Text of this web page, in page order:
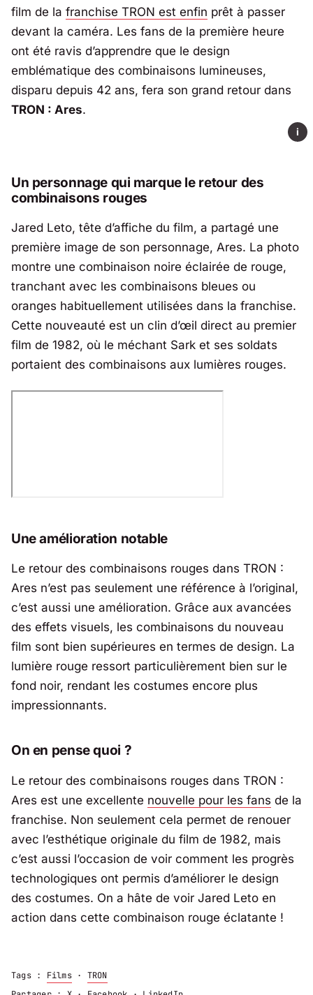
film de la franchise TRON est enfin prêt à passer
devant la caméra. Les fans de la première heure
ont été ravis d’apprendre que le design
emblématique des combinaisons lumineuses,
disparu depuis 42 ans, fera son grand retour dans
TRON : Ares.
i
Un personnage qui marque le retour des
combinaisons rouges
Jared Leto, tête d’affiche du film, a partagé une
première image de son personnage, Ares. La photo
montre une combinaison noire éclairée de rouge,
tranchant avec les combinaisons bleues ou
oranges habituellement utilisées dans la franchise.
Cette nouveauté est un clin d’œil direct au premier
film de 1982, où le méchant Sark et ses soldats
portaient des combinaisons aux lumières rouges.
Une amélioration notable
Le retour des combinaisons rouges dans TRON :
Ares n’est pas seulement une référence à l’original,
c’est aussi une amélioration. Grâce aux avancées
des effets visuels, les combinaisons du nouveau
film sont bien supérieures en termes de design. La
lumière rouge ressort particulièrement bien sur le
fond noir, rendant les costumes encore plus
impressionnants.
On en pense quoi ?
Le retour des combinaisons rouges dans TRON :
Ares est une excellente nouvelle pour les fans de la
franchise. Non seulement cela permet de renouer
avec l’esthétique originale du film de 1982, mais
c’est aussi l’occasion de voir comment les progrès
technologiques ont permis d’améliorer le design
des costumes. On a hâte de voir Jared Leto en
action dans cette combinaison rouge éclatante !
Tags : Films· TRON